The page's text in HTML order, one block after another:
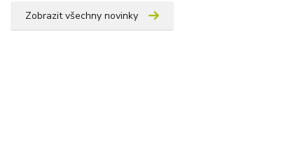
Zobrazit všechny novinky